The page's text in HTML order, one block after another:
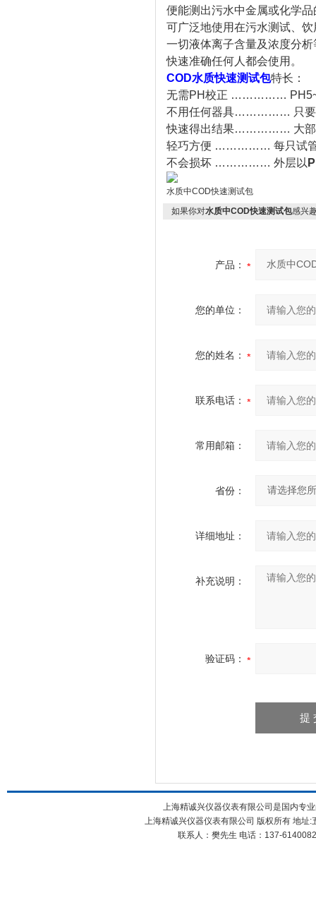
便能测出污水中金属或化学品
可广泛地使用在污水测试、
一切液体离子含量及浓度分
快速准确任何人都会使用。
COD水质快速测试包特长：
无需PH校正 ……………
不用任何器具…………… 只要
快速得出结果…………… 大部
轻巧方便 …………… 每只试管
不会损坏 …………… 外层以
水质中COD快速测试包
如果你对水质中COD快速测试包感兴
产品：
您的单位：
您的姓名：
联系电话：
常用邮箱：
省份：
详细地址：
补充说明：
验证码：
上海精诚兴仪器仪表有限公司是国内专
上海精诚兴仪器仪表有限公司 版权所有 地
联系人：樊先生 电话：137-